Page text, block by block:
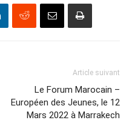
Article suivant
Le Forum Marocain –
Européen des Jeunes, le 12
Mars 2022 à Marrakech